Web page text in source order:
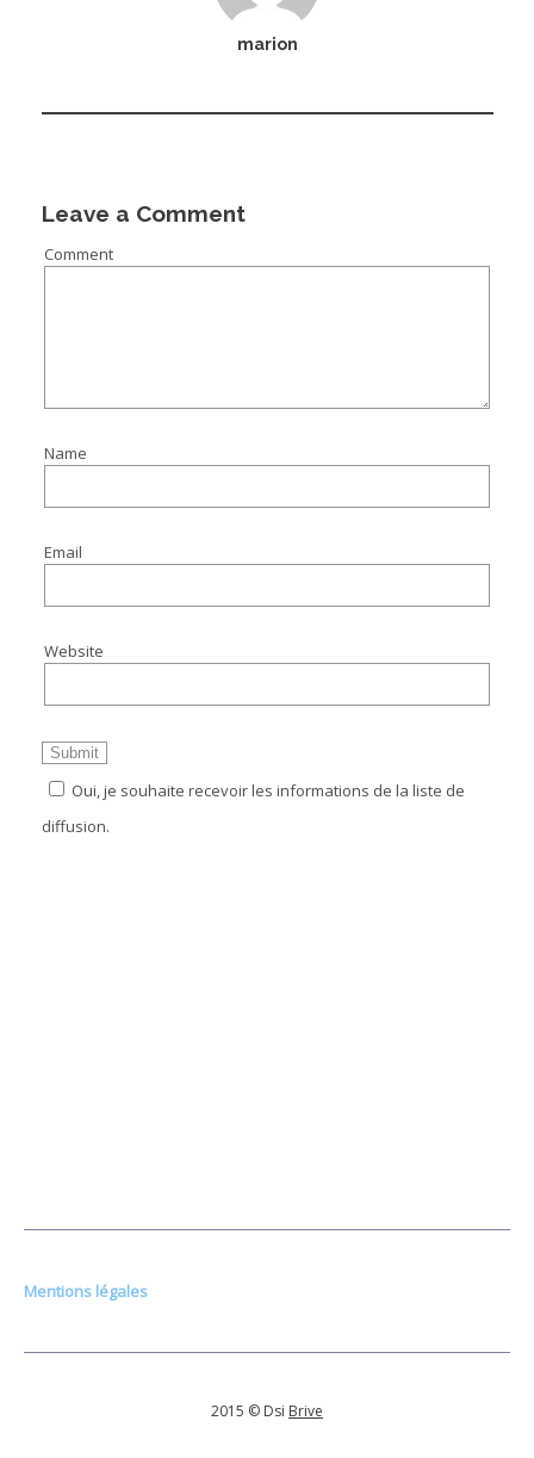
marion
Leave a Comment
Comment
Name
Email
Website
Oui, je souhaite recevoir les informations de la liste de
diffusion.
Mentions légales
2015 © Dsi Brive